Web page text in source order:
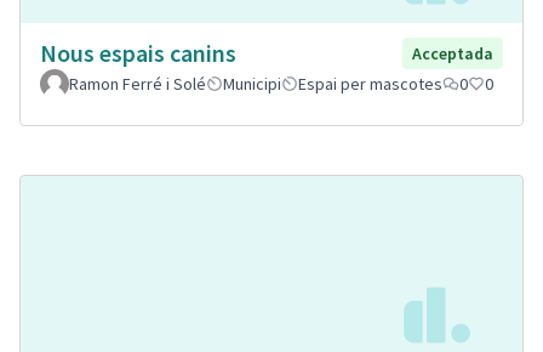
Nous espais canins
Acceptada
Ramon Ferré i Solé
Municipi Espai per mascotes 0 0